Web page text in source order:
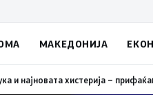
МАКЕДОНИЈА
му пукна меурот од сапуница